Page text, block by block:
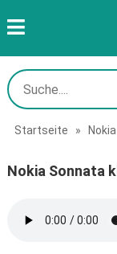
Startseite » Nokia
Nokia Sonnata